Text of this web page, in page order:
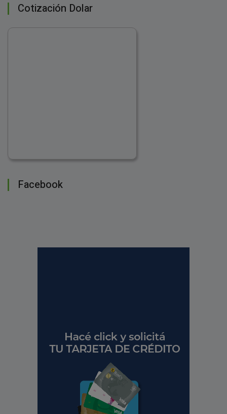
Cotización Dolar
Facebook